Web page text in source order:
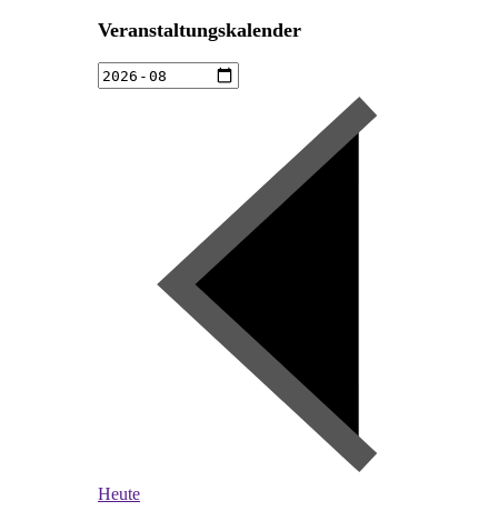
Veranstaltungskalender
Heute